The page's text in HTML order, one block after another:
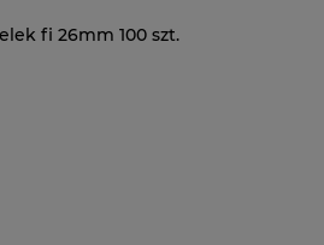
fi 26mm 100 szt.